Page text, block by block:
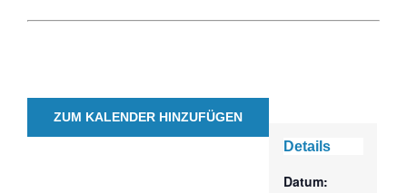
ZUM KALENDER HINZUFÜGEN
Details
Datum: